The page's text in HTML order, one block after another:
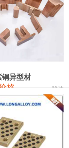
-600
24,500 0
24,400
铜异型材
格 骏达